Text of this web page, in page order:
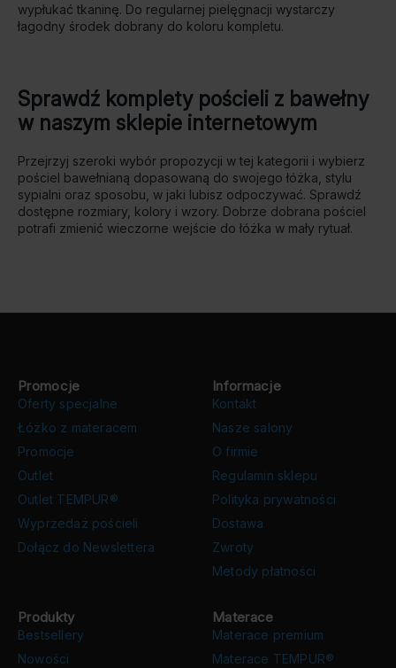
wypłukać tkaninę. Do regularnej pielęgnacji wystarczy
łagodny środek dobrany do koloru kompletu.
Sprawdź komplety pościeli z bawełny
w naszym sklepie internetowym
Przejrzyj szeroki wybór propozycji w tej kategorii i wybierz
pościel bawełnianą dopasowaną do swojego łóżka, stylu
sypialni oraz sposobu, w jaki lubisz odpoczywać. Sprawdź
dostępne rozmiary, kolory i wzory. Dobrze dobrana pościel
potrafi zmienić wieczorne wejście do łóżka w mały rytuał.
Promocje
Oferty specjalne
Łóżko z materacem
Promocje
Outlet
Outlet TEMPUR®
Wyprzedaż pościeli
Dołącz do Newslettera
Informacje
Kontakt
Nasze salony
O firmie
Regulamin sklepu
Polityka prywatności
Dostawa
Zwroty
Metody płatności
Produkty
Bestsellery
Nowości
Materace
Materace premium
Materace TEMPUR®